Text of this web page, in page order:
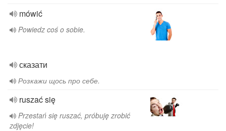
mówić
Powiedz coś o sobie.
сказати
Розкажи щось про себе.
ruszać się
Przestań się ruszać, próbuję zrobić
zdjęcie!